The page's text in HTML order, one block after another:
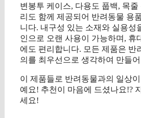
변봉투 케이스, 다용도 풉백, 목줄
리도 함께 제공되어 반려동물 용
니다. 내구성 있는 소재와 실용성
인으로 오랜 사용이 가능하며, 휴
에도 편리합니다. 모든 제품은 반
의를 최우선으로 생각하여 만들
이 제품들로 반려동물과의 일상
예요! 추천이 마음에 드셨나요!?
세요!